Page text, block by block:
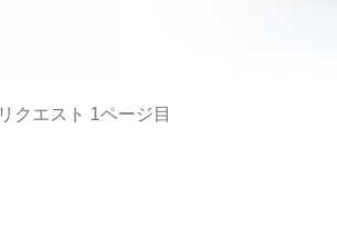
リクエスト 1ページ目